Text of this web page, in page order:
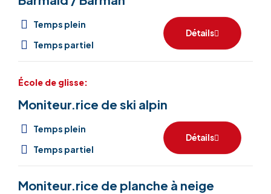
Temps plein
Temps partiel
Détails
École de glisse:
Moniteur.rice de ski alpin
Temps plein
Temps partiel
Détails
Moniteur.rice de planche à neige